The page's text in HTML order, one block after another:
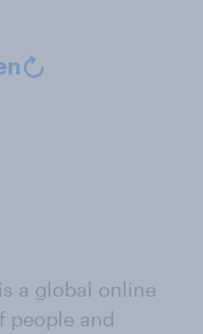
a global online
people and